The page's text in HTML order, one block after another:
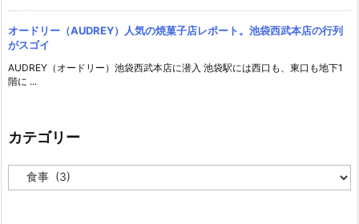
オードリー（AUDREY）人気の焼菓子店レポート。池袋西武本店の行列
がスゴイ
AUDREY（オードリー）池袋西武本店に潜入 池袋駅には西口も、東口も地下1
階に ...
カテゴリー
テ